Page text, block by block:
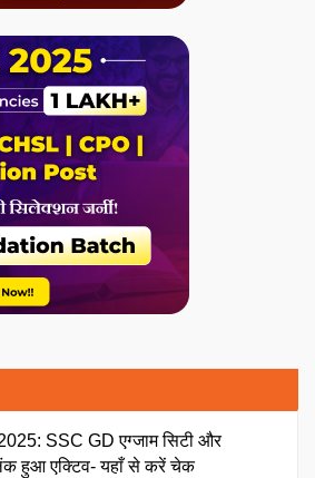
SSC GD एग्जाम सिटी और
हुआ एक्टिव- यहाँ से करें चेक